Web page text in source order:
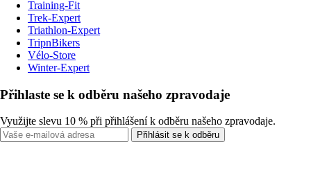
Training-Fit
Trek-Expert
Triathlon-Expert
TripnBikers
Vélo-Store
Winter-Expert
Přihlaste se k odběru našeho zpravodaje
Využijte slevu 10 % při přihlášení k odběru našeho zpravodaje.
Přihlásit se k odběru